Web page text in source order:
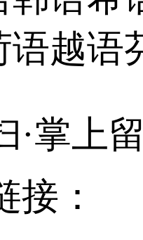
语越语
·掌上
接：